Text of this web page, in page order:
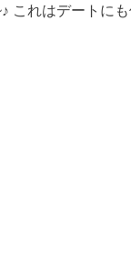
これはデートに